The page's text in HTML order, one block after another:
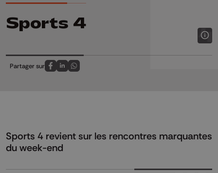
Sports 4
Partager sur
Partagez sur FaceBook
Partagez sur LinkedIn
Partagez sur Whatsapp
Sports 4 revient sur les rencontres marquantes
du week-end